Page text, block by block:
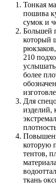
Тонкая
пошива
сумок и
Большей
который
210
более
Для
изделий,
которую
тентов,
ткань